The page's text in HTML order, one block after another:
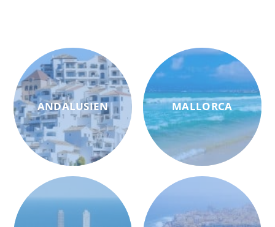
ANDALUSIEN MALLORCA